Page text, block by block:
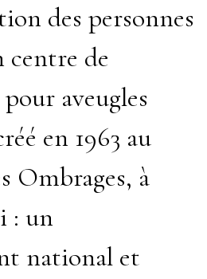
des personnes
centre de
aveugles
en 1963 au
Ombrages, à
: un
national et